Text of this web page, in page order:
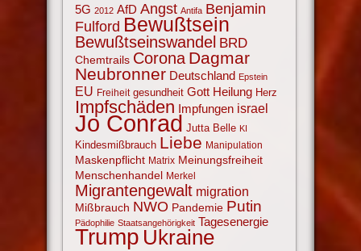
5G 2012 AfD Angst Antifa Benjamin
Fulford Bewußtsein
Bewußtseinswandel BRD
Chemtrails Corona Dagmar
Neubronner Deutschland Epstein
EU Freiheit gesundheit Gott Heilung Herz
Impfschäden Impfungen israel
Jo Conrad Jutta Belle KI
Kindesmißbrauch Liebe Manipulation
Maskenpflicht Matrix Meinungsfreiheit
Menschenhandel Merkel
Migrantengewalt migration
Mißbrauch NWO Pandemie Putin
Pädophilie Staatsangehörigkeit Tagesenergie
Trump Ukraine